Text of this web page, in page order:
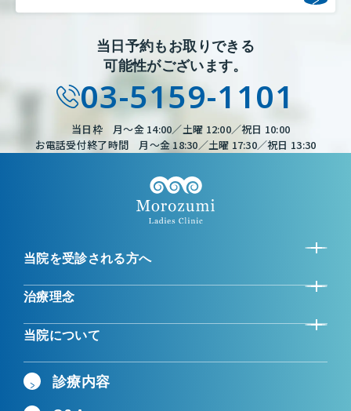
当日予約もお取りできる
可能性がございます。
03-5159-1101
当日枠 月～金 14:00／土曜 12:00／祝日 10:00
お電話受付終了時間 月～金 18:30／土曜 17:30／祝日 13:30
当院を受診される方へ
治療理念
当院について
診療内容